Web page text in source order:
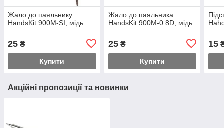
Жало до паяльнику
HandsKit 900M-SI, мідь
25 ₴
Купити
Жало до паяльника
HandsKit 900M-0.8D, мідь
25₴
Купити
15
Акційні пропозиції та новинки